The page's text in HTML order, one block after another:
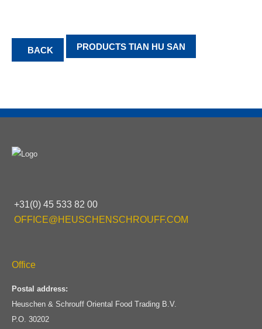
BACK PRODUCTS TIAN HU SAN
+31(0) 45 533 82 00
OFFICE@HEUSCHENSCHROUFF.COM
Office
Postal address:
Heuschen & Schrouff Oriental Food Trading B.V.
P.O. 30202